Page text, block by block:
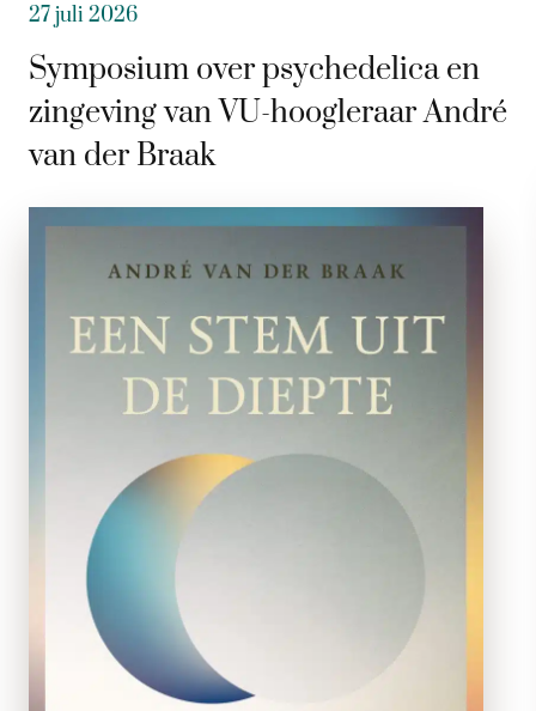
27 juli 2026
Symposium over psychedelica en
zingeving van VU-hoogleraar André
van der Braak